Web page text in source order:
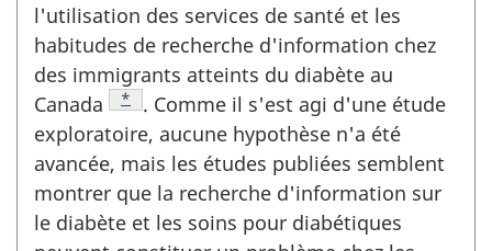
l'utilisation des services de santé et les
habitudes de recherche d'information chez
des immigrants atteints du diabète au
Canada
Note de bas de page
*
. Comme il s'est agi d'une étude
exploratoire, aucune hypothèse n'a été
avancée, mais les études publiées semblent
montrer que la recherche d'information sur
le diabète et les soins pour diabétiques